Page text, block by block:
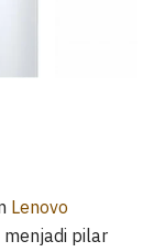
Lenovo
pilar